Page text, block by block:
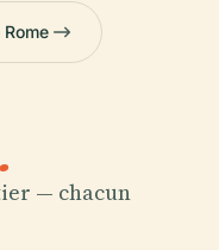
.
— chacun